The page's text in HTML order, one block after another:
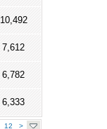
10,492
7,612
6,782
6,333
12 >